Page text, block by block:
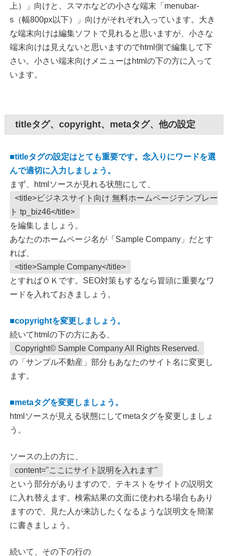
上）」向けと、スマホなどの小さな端末「menubar-
s（幅800px以下）」向けがそれぞれ入っています。大き
な端末向けは編集ソフトで見れると思いますが、小さな
端末向けは見えないと思いますのでhtml側で編集して下
さい。小さい端末向けメニューはhtmlの下の方に入って
います。
titleタグ、copyright、metaタグ、他の設定
■titleタグの設定はとても重要です。念入りにワードを選
んで適切に入力しましょう。
まず、htmlソースが見れる状態にして、
<title>ビジネスサイト向け 無料ホームページテンプレー
ト tp_biz46</title>
を編集しましょう。
あなたのホームページ名が「Sample Company」だとす
れば、
<title>Sample Company</title>
とすればＯＫです。SEO対策もするなら冒頭に重要なワ
ードを入れておきましょう。
■copyrightを変更しましょう。
続いてhtmlの下の方にある、
Copyright© Sample Company All Rights Reserved.
の「サンプル不動産」部分もあなたのサイト名に変更し
ます。
■metaタグを変更しましょう。
htmlソースが見える状態にしてmetaタグを変更しましょ
う。
ソースの上の方に、
content="ここにサイト説明を入れます"
という部分がありますので、テキストをサイトの説明文
に入れ替えます。検索結果の文面に使われる場合もあり
ますので、見た人が来訪したくなるような説明文を簡潔
に書きましょう。
続いて、その下の行の